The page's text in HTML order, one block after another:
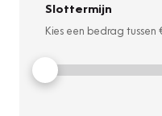
Slottermijn
Kies een bedrag tussen